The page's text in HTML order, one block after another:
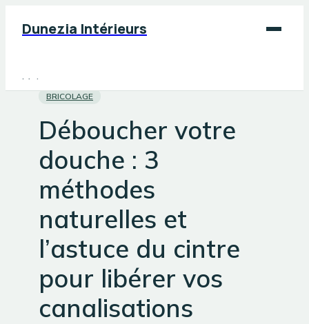
Dunezia Intérieurs
Maison
Jardinage
Bricolage
BRICOLAGE
Déboucher votre
douche : 3
méthodes
naturelles et
l’astuce du cintre
pour libérer vos
canalisations